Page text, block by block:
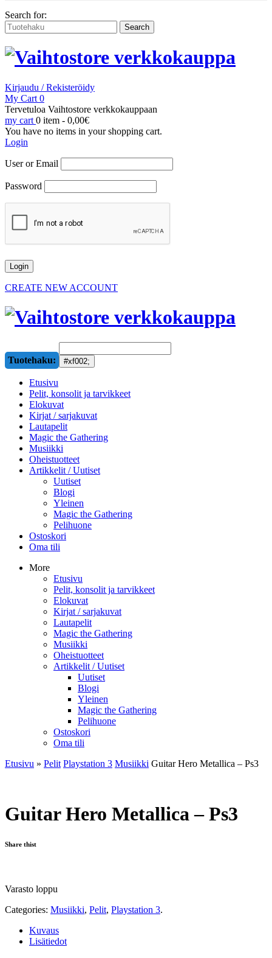
Search for:
Kirjaudu / Rekisteröidy
My Cart 0
Tervetuloa Vaihtostore verkkokauppaan
my cart 0 item - 0,00€
You have no items in your shopping cart.
Login
User or Email
Password
CREATE NEW ACCOUNT
Tuotehaku:
Etusivu
Pelit, konsolit ja tarvikkeet
Elokuvat
Kirjat / sarjakuvat
Lautapelit
Magic the Gathering
Musiikki
Oheistuotteet
Artikkelit / Uutiset
Uutiset
Blogi
Yleinen
Magic the Gathering
Pelihuone
Ostoskori
Oma tili
More
Etusivu
Pelit, konsolit ja tarvikkeet
Elokuvat
Kirjat / sarjakuvat
Lautapelit
Magic the Gathering
Musiikki
Oheistuotteet
Artikkelit / Uutiset
Uutiset
Blogi
Yleinen
Magic the Gathering
Pelihuone
Ostoskori
Oma tili
Etusivu » Pelit Playstation 3 Musiikki Guitar Hero Metallica – Ps3
Guitar Hero Metallica – Ps3
Share thist
Varasto loppu
Categories: Musiikki, Pelit, Playstation 3.
Kuvaus
Lisätiedot